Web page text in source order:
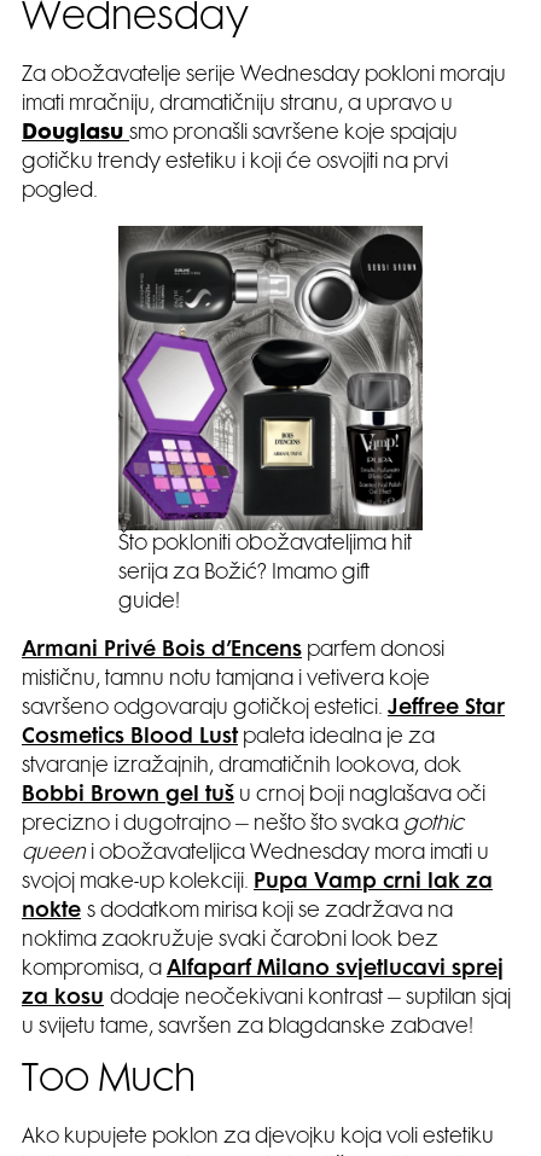
Wednesday
Za obožavatelje serije Wednesday pokloni moraju
imati mračniju, dramatičniju stranu, a upravo u
Douglasu smo pronašli savršene koje spajaju
gotičku trendy estetiku i koji će osvojiti na prvi
pogled.
Što pokloniti obožavateljima hit
serija za Božić? Imamo gift
guide!
Armani Privé Bois d’Encens parfem donosi
mističnu, tamnu notu tamjana i vetivera koje
savršeno odgovaraju gotičkoj estetici. Jeffree Star
Cosmetics Blood Lustpaleta idealna je za
stvaranje izražajnih, dramatičnih lookova, dok
Bobbi Brown gel tuš u crnoj boji naglašava oči
precizno i dugotrajno – nešto što svaka gothic
queen
i obožavateljica Wednesday mora imati u
svojoj make-up kolekciji. Pupa Vamp crni lak za
nokte s dodatkom mirisa koji se zadržava na
noktima zaokružuje svaki čarobni look bez
kompromisa, a Alfaparf Milano svjetlucavi sprej
za kosu dodaje neočekivani kontrast – suptilan sjaj
u svijetu tame, savršen za blagdanske zabave!
Too Much
Ako kupujete poklon za djevojku koja voli estetiku